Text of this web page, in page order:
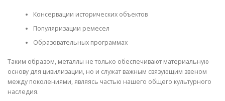
Консервации исторических объектов
Популяризации ремесел
Образовательных программах
Таким образом, металлы не только обеспечивают материальную
основу для цивилизации, но и служат важным связующим звеном
между поколениями, являясь частью нашего общего культурного
наследия.